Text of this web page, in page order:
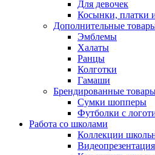
Для девочек
Косынки, платки
Дополнительные
Эмблемы
Халаты
Ранцы
Колготки
Гамаши
Брендированные
Сумки шопперы
Футболки с
Работа со школами
Коллекции